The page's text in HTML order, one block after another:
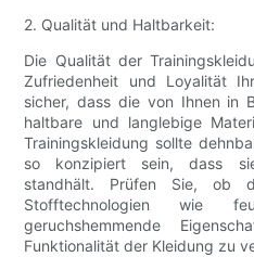
2. Qualität und Haltbarkeit:
Die Qualität der
Zufriedenheit und Loyalität
sicher, dass die von Ihnen in
haltbare und langlebige
Trainingskleidung sollte
so konzipiert sein, dass
standhält. Prüfen Sie, ob
Stofftechnologien wie
geruchshemmende
Funktionalität der Kleidung zu